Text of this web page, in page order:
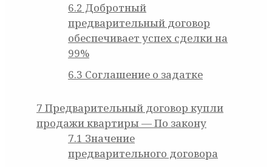
6.2 Добротный
предварительный договор
обеспечивает успех сделки на
99%
6.3 Соглашение о задатке
7 Предварительный договор купли
продажи квартиры — По закону
7.1 Значение
предварительного договора